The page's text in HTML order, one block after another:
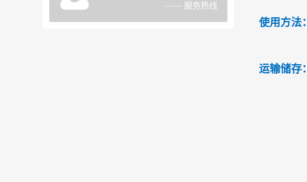
—— 服务热线
使用方法：
运输储存：